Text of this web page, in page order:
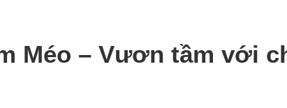
Méo – Vươn tầm với